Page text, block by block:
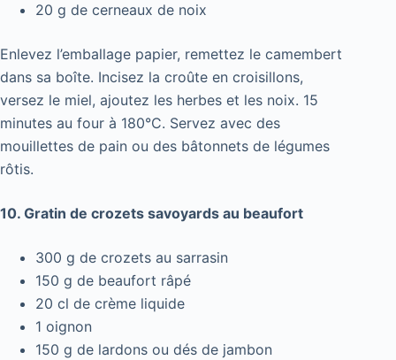
20 g de cerneaux de noix
Enlevez l’emballage papier, remettez le camembert
dans sa boîte. Incisez la croûte en croisillons,
versez le miel, ajoutez les herbes et les noix. 15
minutes au four à 180°C. Servez avec des
mouillettes de pain ou des bâtonnets de légumes
rôtis.
10. Gratin de crozets savoyards au beaufort
300 g de crozets au sarrasin
150 g de beaufort râpé
20 cl de crème liquide
1 oignon
150 g de lardons ou dés de jambon